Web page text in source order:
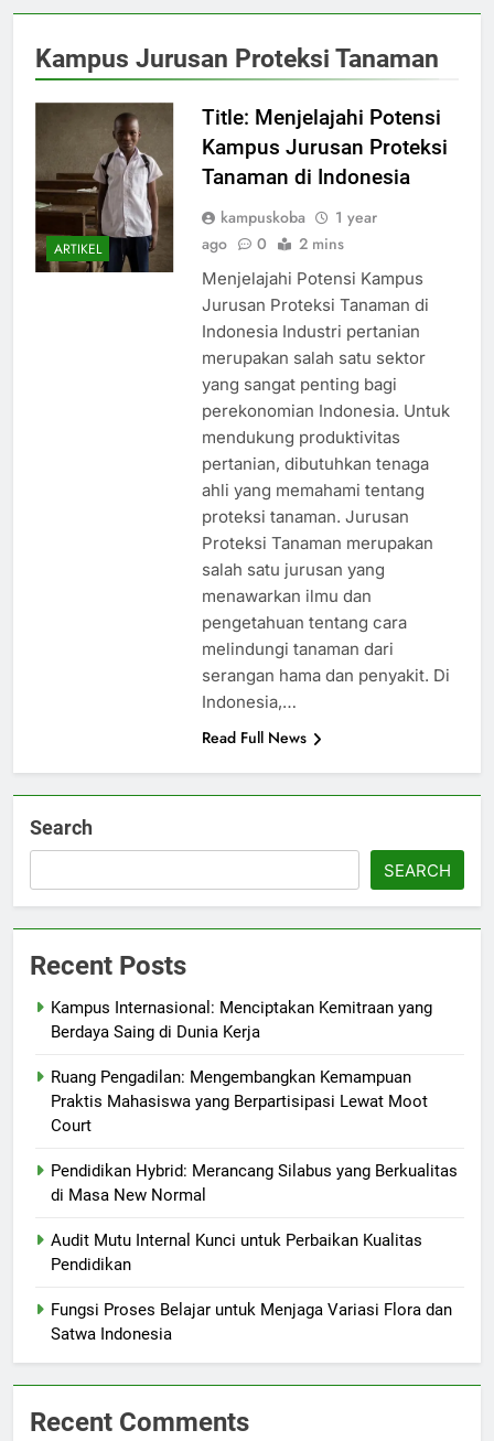
Kampus Jurusan Proteksi Tanaman
ARTIKEL
Title: Menjelajahi Potensi
Kampus Jurusan Proteksi
Tanaman di Indonesia
kampuskoba
1 year
ago
0 2 mins
Menjelajahi Potensi Kampus
Jurusan Proteksi Tanaman di
Indonesia Industri pertanian
merupakan salah satu sektor
yang sangat penting bagi
perekonomian Indonesia. Untuk
mendukung produktivitas
pertanian, dibutuhkan tenaga
ahli yang memahami tentang
proteksi tanaman. Jurusan
Proteksi Tanaman merupakan
salah satu jurusan yang
menawarkan ilmu dan
pengetahuan tentang cara
melindungi tanaman dari
serangan hama dan penyakit. Di
Indonesia,…
Read Full News
Search
SEARCH
Recent Posts
Kampus Internasional: Menciptakan Kemitraan yang
Berdaya Saing di Dunia Kerja
Ruang Pengadilan: Mengembangkan Kemampuan
Praktis Mahasiswa yang Berpartisipasi Lewat Moot
Court
Pendidikan Hybrid: Merancang Silabus yang Berkualitas
di Masa New Normal
Audit Mutu Internal Kunci untuk Perbaikan Kualitas
Pendidikan
Fungsi Proses Belajar untuk Menjaga Variasi Flora dan
Satwa Indonesia
Recent Comments